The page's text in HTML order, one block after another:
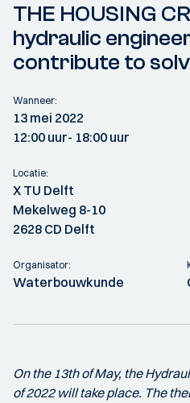
THE HOUSING
hydraulic
contribute to
Wanneer:
13 mei 2022
12:00 uur- 18:00 uur
Locatie:
X TU Delft
Mekelweg 8-10
2628 CD Delft
Organisator:
Waterbouwkunde
On the 13th of May, the
of 2022 will take place. The